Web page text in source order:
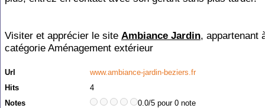
Visiter et apprécier le site Ambiance Jardin, appartenant
catégorie Aménagement extérieur
Url
www.ambiance-jardin-beziers.fr
Hits
4
Notes
0.0/5 pour 0 note